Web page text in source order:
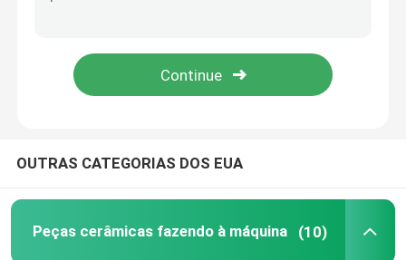
Zircônia cerâmica
OUTRAS CATEGORIAS DOS EUA
Peças cerâmicas fazendo à máquina (10)